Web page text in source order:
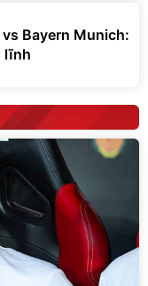
Bayern Munich:
lĩnh